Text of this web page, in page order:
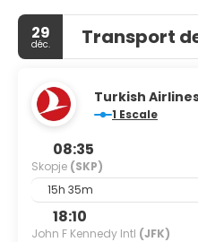
29
déc. Transport
Turkish
1 Escale
08:35
Skopje (SKP)
15h 35m
18:10
John F Kennedy Intl (JFK)